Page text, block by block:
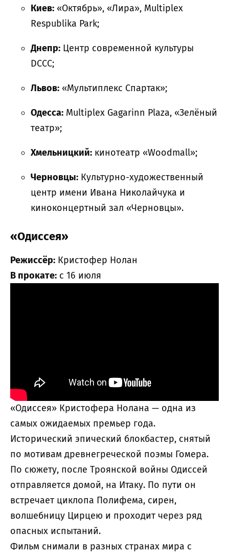
Киев: «Октябрь», «Лира», Multiplex
Respublika Park;
Днепр: Центр современной культуры
DCCC;
Львов: «Мультиплекс Спартак»;
Одесса: Multiplex Gagarinn Plaza, «Зелёный
театр»;
Хмельницкий: кинотеатр «Woodmall»;
Черновцы: Культурно-художественный
центр имени Ивана Николайчука и
киноконцертный зал «Черновцы».
«Одиссея»
Режиссёр: Кристофер Нолан
В прокате: с 16 июля
«Одиссея» Кристофера Нолана — одна из
самых ожидаемых премьер года.
Исторический эпический блокбастер, снятый
по мотивам древнегреческой поэмы Гомера.
По сюжету, после Троянской войны Одиссей
отправляется домой, на Итаку. По пути он
встречает циклопа Полифема, сирен,
волшебницу Цирцею и проходит через ряд
опасных испытаний.
Фильм снимали в разных странах мира с